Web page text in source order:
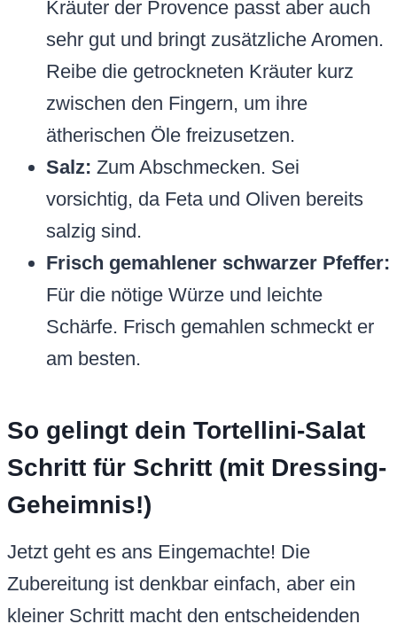
Kräuter der Provence passt aber auch
sehr gut und bringt zusätzliche Aromen.
Reibe die getrockneten Kräuter kurz
zwischen den Fingern, um ihre
ätherischen Öle freizusetzen.
Salz: Zum Abschmecken. Sei
vorsichtig, da Feta und Oliven bereits
salzig sind.
Frisch gemahlener schwarzer Pfeffer:
Für die nötige Würze und leichte
Schärfe. Frisch gemahlen schmeckt er
am besten.
So gelingt dein Tortellini-Salat
Schritt für Schritt (mit Dressing-
Geheimnis!)
Jetzt geht es ans Eingemachte! Die
Zubereitung ist denkbar einfach, aber ein
kleiner Schritt macht den entscheidenden